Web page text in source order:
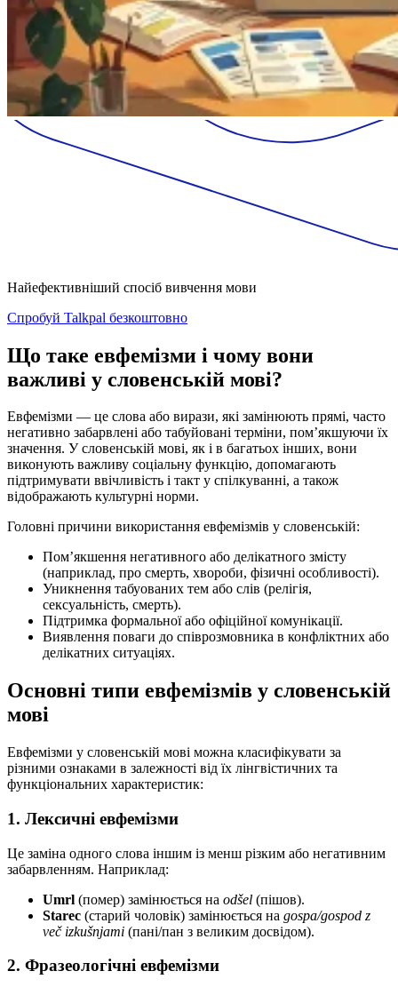
Найефективніший спосіб вивчення мови
Спробуй Talkpal безкоштовно
Що таке евфемізми і чому вони
важливі у словенській мові?
Евфемізми — це слова або вирази, які замінюють прямі, часто
негативно забарвлені або табуйовані терміни, пом’якшуючи їх
значення. У словенській мові, як і в багатьох інших, вони
виконують важливу соціальну функцію, допомагають
підтримувати ввічливість і такт у спілкуванні, а також
відображають культурні норми.
Головні причини використання евфемізмів у словенській:
Пом’якшення негативного або делікатного змісту
(наприклад, про смерть, хвороби, фізичні особливості).
Уникнення табуованих тем або слів (релігія,
сексуальність, смерть).
Підтримка формальної або офіційної комунікації.
Виявлення поваги до співрозмовника в конфліктних або
делікатних ситуаціях.
Основні типи евфемізмів у словенській
мові
Евфемізми у словенській мові можна класифікувати за
різними ознаками в залежності від їх лінгвістичних та
функціональних характеристик:
1. Лексичні евфемізми
Це заміна одного слова іншим із менш різким або негативним
забарвленням. Наприклад:
Umrl (помер) замінюється на odšel (пішов).
Starec (старий чоловік) замінюється на gospa/gospod z
več izkušnjami (пані/пан з великим досвідом).
2. Фразеологічні евфемізми